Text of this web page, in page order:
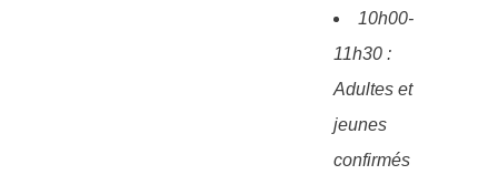
10h00-
11h30 :
Adultes et
jeunes
confirmés